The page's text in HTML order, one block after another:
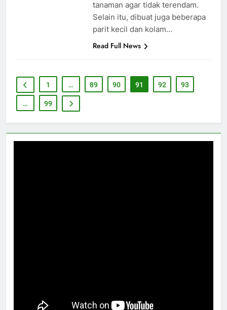
tanaman agar tidak terendam.
Selain itu, dibuat juga beberapa
parit kecil dan kolam…
Read Full News
1 … 89 90 91 92 93
… 99